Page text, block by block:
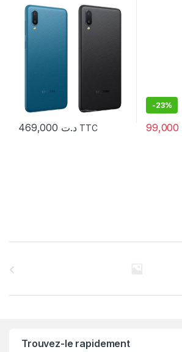
د.ت TTC
-23%
Trouvez-le rapidement